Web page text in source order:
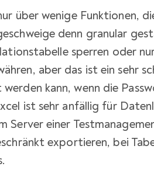
über wenige Funktionen,
denn granular
sperren oder
aber das ist ein sehr
kann, wenn die
ist sehr anfällig für
Server einer
exportieren, bei